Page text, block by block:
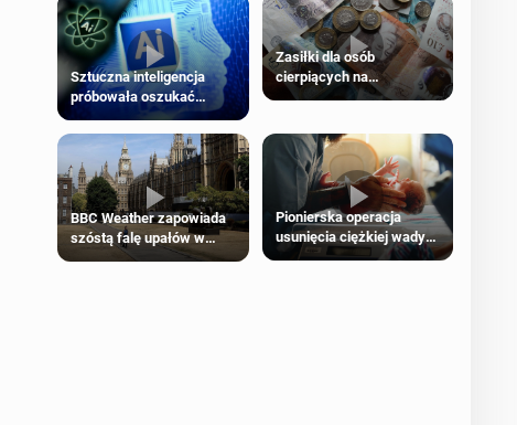
Sztuczna inteligencja
próbowała oszukać
człowieka
Zasiłki dla osób
cierpiących na
schorzenia psychiczne
BBC Weather zapowiada
szóstą falę upałów w
Londynie
Pionierska operacja
usunięcia ciężkiej wady
wrodzonej płodu w łonie